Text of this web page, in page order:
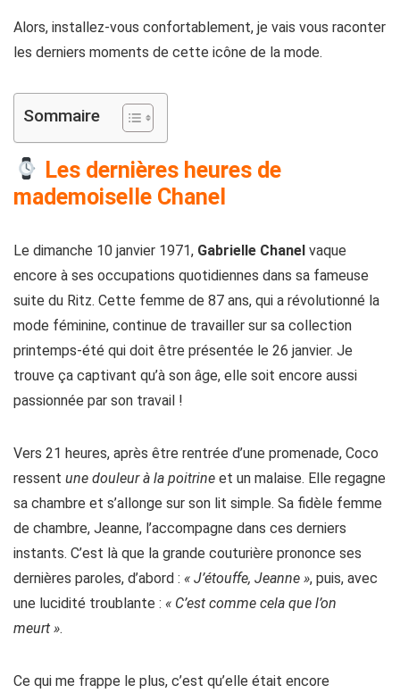
Alors, installez-vous confortablement, je vais vous raconter
les derniers moments de cette icône de la mode.
Sommaire
Les dernières heures de
mademoiselle Chanel
Le dimanche 10 janvier 1971, Gabrielle Chanel vaque
encore à ses occupations quotidiennes dans sa fameuse
suite du Ritz. Cette femme de 87 ans, qui a révolutionné la
mode féminine, continue de travailler sur sa collection
printemps-été qui doit être présentée le 26 janvier. Je
trouve ça captivant qu’à son âge, elle soit encore aussi
passionnée par son travail !
Vers 21 heures, après être rentrée d’une promenade, Coco
ressent une douleur à la poitrine et un malaise. Elle regagne
sa chambre et s’allonge sur son lit simple. Sa fidèle femme
de chambre, Jeanne, l’accompagne dans ces derniers
instants. C’est là que la grande couturière prononce ses
dernières paroles, d’abord : « J’étouffe, Jeanne », puis, avec
une lucidité troublante : « C’est comme cela que l’on
meurt ».
Ce qui me frappe le plus, c’est qu’elle était encore